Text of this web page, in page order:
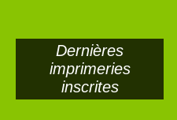
Dernières
imprimeries
inscrites